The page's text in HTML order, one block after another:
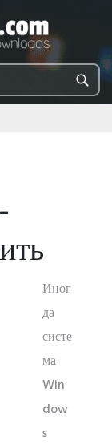
Иног
да
систе
ма
Win
dow
s